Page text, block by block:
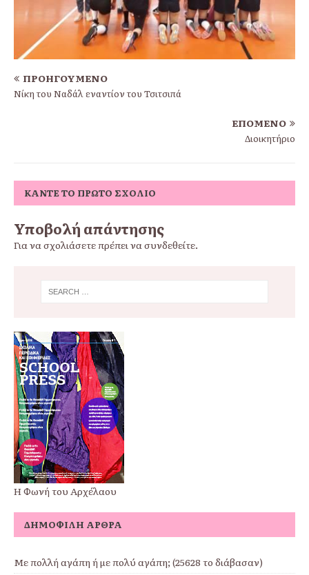
ΠΡΟΗΓΟΎΜΕΝΟ
Νίκη του Ναδάλ εναντίον του Τσιτσιπά
ΕΠΌΜΕΝΟ
Διοικητήριο
ΚΆΝΤΕ ΤΟ ΠΡΏΤΟ ΣΧΌΛΙΟ
Υποβολή απάντησης
Για να σχολιάσετε πρέπει νασυνδεθείτε.
Η Φωνή του Αρχέλαου
ΔΗΜΟΦΙΛΉ ΆΡΘΡΑ
Με πολλή αγάπη ή με πολύ αγάπη; (25628 το διάβασαν)